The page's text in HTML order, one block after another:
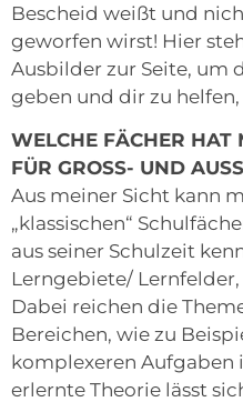
Bescheid weißt und
geworfen wirst! Hier
Ausbilder zur Seite, um
geben und dir zu
WELCHE FÄCHER
FÜR GROSS- UND
Aus meiner Sicht kann
„klassischen“
aus seiner Schulzeit
Lerngebiete/
Dabei reichen die
Bereichen, wie zu
komplexeren Aufgaben
erlernte Theorie lässt